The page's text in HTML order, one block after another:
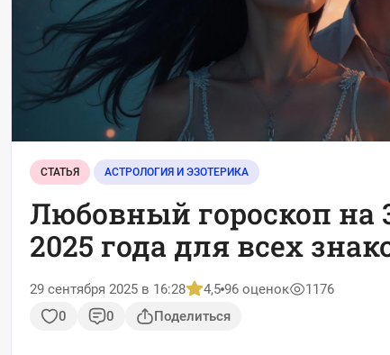
СТАТЬЯ АСТРОЛОГИЯ И ЭЗОТЕРИКА
Любовный гороскоп на
2025 года для всех
29 сентября 2025 в 16:28 4,5 96 оценок
1176
0
0 Поделиться